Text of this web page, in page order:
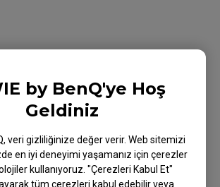
by BenQ'ye Hoş
Geldiniz
veri gizliliğinize değer verir. Web sitemizi
en iyi deneyimi yaşamanız için çerezler
kullanıyoruz. "Çerezleri Kabul Et"
tüm çerezleri kabul edebilir veya
XL2411P (24"), XL2540 (24.5"),
XL2546 (24.5"), XL2546K (24.5"),
XL2546X (24.5"), XL2566K
(27"), XL2731K (27"), XL2740 (27"),
XL2746S (27")